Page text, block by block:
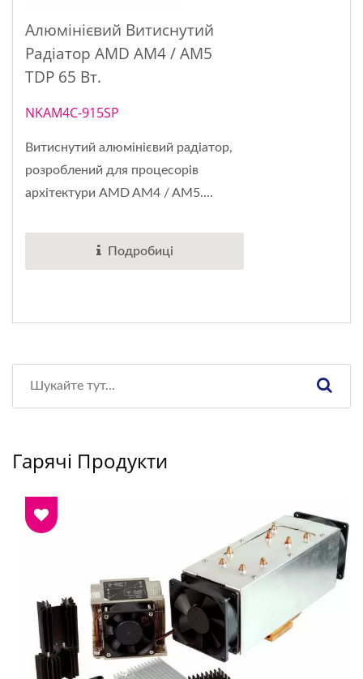
Алюмінієвий Витиснутий
Радіатор AMD AM4 / AM5
TDP 65 Вт.
NKAM4C-915SP
Витиснутий алюмінієвий радіатор,
розроблений для процесорів
архітектури AMD AM4 / AM5....
Подробиці
Гарячі Продукти